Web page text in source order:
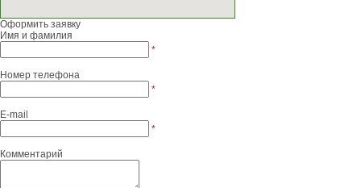
Оформить заявку
Имя и фамилия
*
Номер телефона
*
E-mail
*
Комментарий